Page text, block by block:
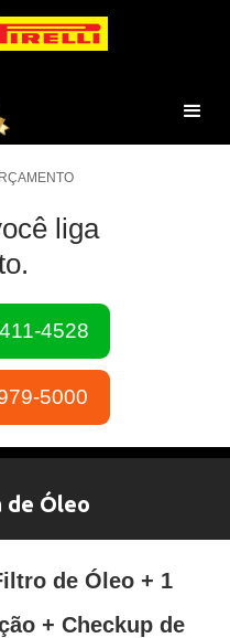
liga
4528
5000
de Óleo
de Óleo + 1
+ Checkup de